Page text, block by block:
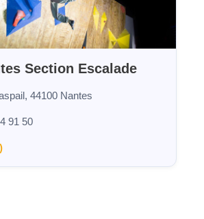
Section Escalade
44100 Nantes
91 50